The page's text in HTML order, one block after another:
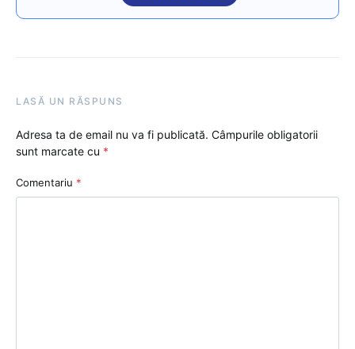
LASĂ UN RĂSPUNS
Adresa ta de email nu va fi publicată. Câmpurile obligatorii
sunt marcate cu *
Comentariu *